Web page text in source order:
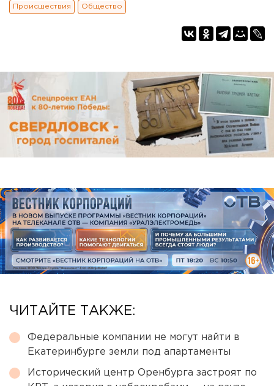
Происшествия Общество
ЧИТАЙТЕ ТАКЖЕ:
Федеральные компании не могут найти в
Екатеринбурге земли под апартаменты
Исторический центр Оренбурга застроят по